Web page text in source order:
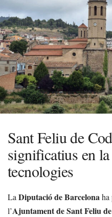
Sant Feliu de
significatius en
tecnologies
La Diputació de Barcelonaha
l’Ajuntament de Sant Feliu